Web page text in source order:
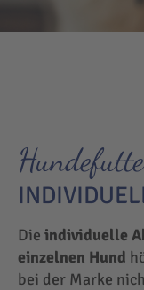
Die individuelle
einzelnen Hund
bei der Marke